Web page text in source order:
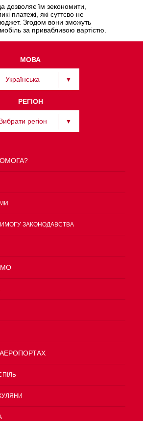
дозволяє їм зекономити,
платежі, які суттєво не
Згодом вони зможуть
за привабливою вартістю.
МОВА
Українська
РЕГІОН
регіон
ЗАКОНОДАВСТВА
АЕРОПОРТАХ